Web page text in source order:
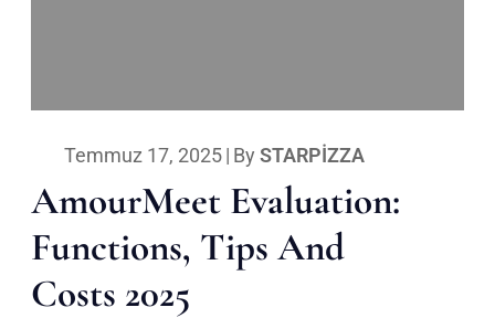
Temmuz 17, 2025| By STARPIZZA
AmourMeet Evaluation:
Functions, Tips And
Costs 2025